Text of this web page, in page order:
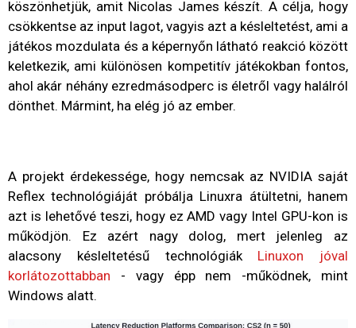
köszönhetjük, amit Nicolas James készít. A célja, hogy
csökkentse az input lagot, vagyis azt a késleltetést, ami a
játékos mozdulata és a képernyőn látható reakció között
keletkezik, ami különösen kompetitív játékokban fontos,
ahol akár néhány ezredmásodperc is életről vagy halálról
dönthet. Mármint, ha elég jó az ember.
A projekt érdekessége, hogy nemcsak az NVIDIA saját
Reflex technológiáját próbálja Linuxra átültetni, hanem
azt is lehetővé teszi, hogy ez AMD vagy Intel GPU-kon is
működjön. Ez azért nagy dolog, mert jelenleg az
alacsony késleltetésű technológiák Linuxon jóval
korlátozottabban - vagy épp nem -működnek, mint
Windows alatt.